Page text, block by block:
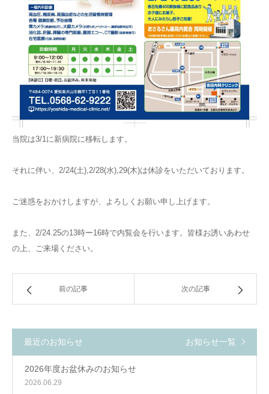
当院は3/1に新病院に移転します。
それに伴い、2/24(土),2/28(水),29(木)は休診をいただいております。
ご迷惑をおかけしますが、よろしくお願い申し上げます。
また、2/24.25の13時ー16時で内覧会を行います。皆様お誘いあわせ
の上、ご来場ください。
前の記事 次の記事
最近のお知らせ お知らせ一覧
2026年度お盆休みのお知らせ
2026.06.29